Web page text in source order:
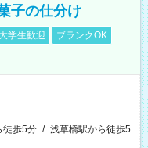
子の仕分け
大学生歓迎
ブランクOK
徒歩5分 / 浅草橋駅から徒歩5